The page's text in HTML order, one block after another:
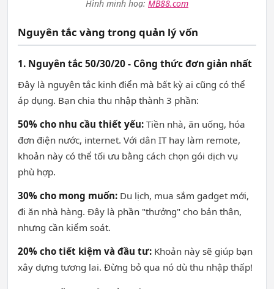
Hình minh hoạ: MB88.com
Nguyên tắc vàng trong quản lý vốn
1. Nguyên tắc 50/30/20 - Công thức đơn giản nhất
Đây là nguyên tắc kinh điển mà bất kỳ ai cũng có thể
áp dụng. Bạn chia thu nhập thành 3 phần:
50% cho nhu cầu thiết yếu: Tiền nhà, ăn uống, hóa
đơn điện nước, internet. Với dân IT hay làm remote,
khoản này có thể tối ưu bằng cách chọn gói dịch vụ
phù hợp.
30% cho mong muốn: Du lịch, mua sắm gadget mới,
đi ăn nhà hàng. Đây là phần "thưởng" cho bản thân,
nhưng cần kiểm soát.
20% cho tiết kiệm và đầu tư: Khoản này sẽ giúp bạn
xây dựng tương lai. Đừng bỏ qua nó dù thu nhập thấp!